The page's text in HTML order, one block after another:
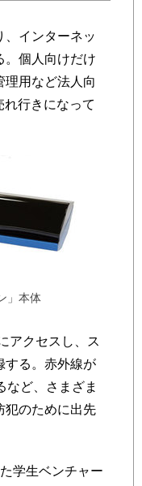
インターネッ
。個人向けだけ
理用など法人向
行きになって
」本体
アクセスし、ス
する。赤外線が
など、さまざま
犯のために出先
学生ベンチャー